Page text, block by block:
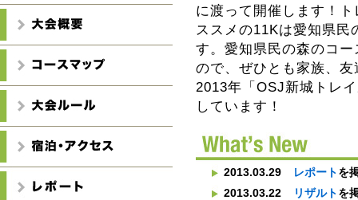
に渡って開催します！
ススメの11Kは愛知県民
す。愛知県民の森のコ
ので、ぜひとも家族、
2013年「OSJ新城トレ
しています！
2013.03.29 レポートを
2013.03.22
リザルトを